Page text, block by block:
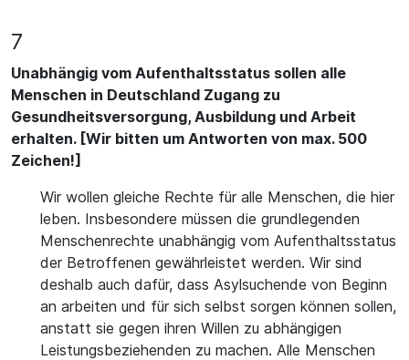
7
Unabhängig vom Aufenthaltsstatus sollen alle
Menschen in Deutschland Zugang zu
Gesundheitsversorgung, Ausbildung und Arbeit
erhalten. [Wir bitten um Antworten von max. 500
Zeichen!]
Wir wollen gleiche Rechte für alle Menschen, die hier
leben. Insbesondere müssen die grundlegenden
Menschenrechte unabhängig vom Aufenthaltsstatus
der Betroffenen gewährleistet werden. Wir sind
deshalb auch dafür, dass Asylsuchende von Beginn
an arbeiten und für sich selbst sorgen können sollen,
anstatt sie gegen ihren Willen zu abhängigen
Leistungsbeziehenden zu machen. Alle Menschen